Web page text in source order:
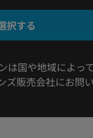
択する
国や地域によって
販売会社にお問